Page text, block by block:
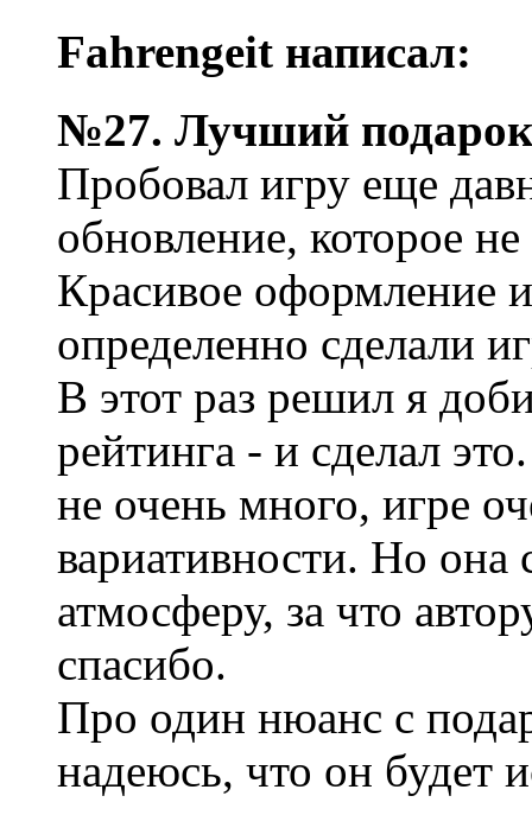
Fahrengeit написал:
№27. Лучший подарок
Пробовал игру еще
обновление, которое
Красивое оформление
определенно сделали
В этот раз решил я
рейтинга - и сделал
не очень много, игре
вариативности. Но она
атмосферу, за что
спасибо.
Про один нюанс с
надеюсь, что он будет